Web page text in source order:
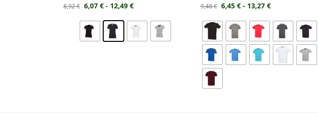
8,92€ 6,07 € - 12,49 € 9,48€ 6,45 € - 13,27 €